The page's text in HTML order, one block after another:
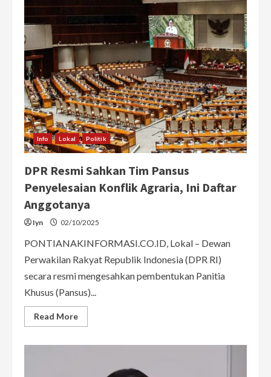
DPR
Tegaskan
Rumah
Sakit
dan
Puskesmas
Tak
Boleh
Tolak
Pasien
Jiwa
Info Lokal Politik
DPR Resmi Sahkan Tim Pansus
Penyelesaian Konflik Agraria, Ini Daftar
Anggotanya
Iyn 02/10/2025
PONTIANAKINFORMASI.CO.ID, Lokal – Dewan
Perwakilan Rakyat Republik Indonesia (DPR RI)
secara resmi mengesahkan pembentukan Panitia
Khusus (Pansus)...
Read MoreRead
more